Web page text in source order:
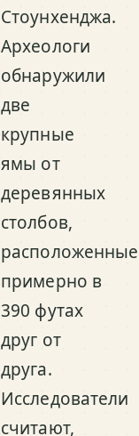
Стоунхенджа.
Археологи
обнаружили
две
крупные
ямы от
деревянных
столбов,
расположенные
примерно в
390 футах
друг от
друга.
Исследователи
считают,